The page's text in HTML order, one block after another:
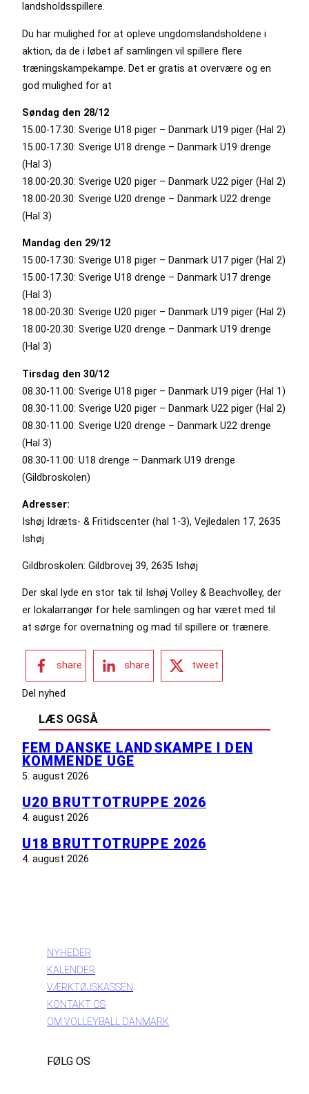
landsholdsspillere.
Du har mulighed for at opleve ungdomslandsholdene i
aktion, da de i løbet af samlingen vil spillere flere
træningskampekampe. Det er gratis at overvære og en
god mulighed for at
Søndag den 28/12
15.00-17.30: Sverige U18 piger – Danmark U19 piger (Hal 2)
15.00-17.30: Sverige U18 drenge – Danmark U19 drenge
(Hal 3)
18.00-20.30: Sverige U20 piger – Danmark U22 piger (Hal 2)
18.00-20.30: Sverige U20 drenge – Danmark U22 drenge
(Hal 3)
Mandag den 29/12
15.00-17.30: Sverige U18 piger – Danmark U17 piger (Hal 2)
15.00-17.30: Sverige U18 drenge – Danmark U17 drenge
(Hal 3)
18.00-20.30: Sverige U20 piger – Danmark U19 piger (Hal 2)
18.00-20.30: Sverige U20 drenge – Danmark U19 drenge
(Hal 3)
Tirsdag den 30/12
08.30-11.00: Sverige U18 piger – Danmark U19 piger (Hal 1)
08.30-11.00: Sverige U20 piger – Danmark U22 piger (Hal 2)
08.30-11.00: Sverige U20 drenge – Danmark U22 drenge
(Hal 3)
08.30-11.00: U18 drenge – Danmark U19 drenge
(Gildbroskolen)
Adresser:
Ishøj Idræts- & Fritidscenter (hal 1-3), Vejledalen 17, 2635
Ishøj
Gildbroskolen: Gildbrovej 39, 2635 Ishøj
Der skal lyde en stor tak til Ishøj Volley & Beachvolley, der
er lokalarrangør for hele samlingen og har været med til
at sørge for overnatning og mad til spillere or trænere.
share share tweet
Del nyhed
LÆS OGSÅ
FEM DANSKE LANDSKAMPE I DEN
KOMMENDE UGE
5. august 2026
U20 BRUTTOTRUPPE 2026
4. august 2026
U18 BRUTTOTRUPPE 2026
4. august 2026
NYHEDER
KALENDER
VÆRKTØJSKASSEN
KONTAKT OS
OM VOLLEYBALL DANMARK
FØLG OS